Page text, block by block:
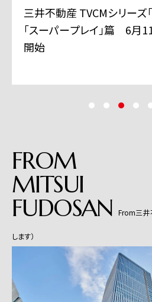
三井不動産 TVCMシリーズ
「スーパープレイ」篇 6月
開始
FROM
MITSUI
FUDOSAN From三井
します）